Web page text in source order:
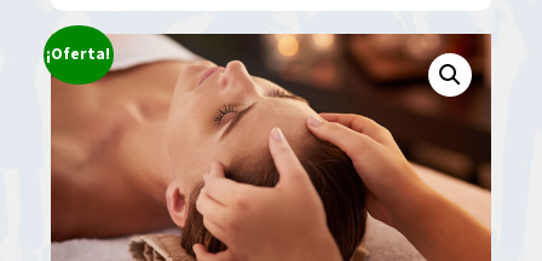
¡Oferta!